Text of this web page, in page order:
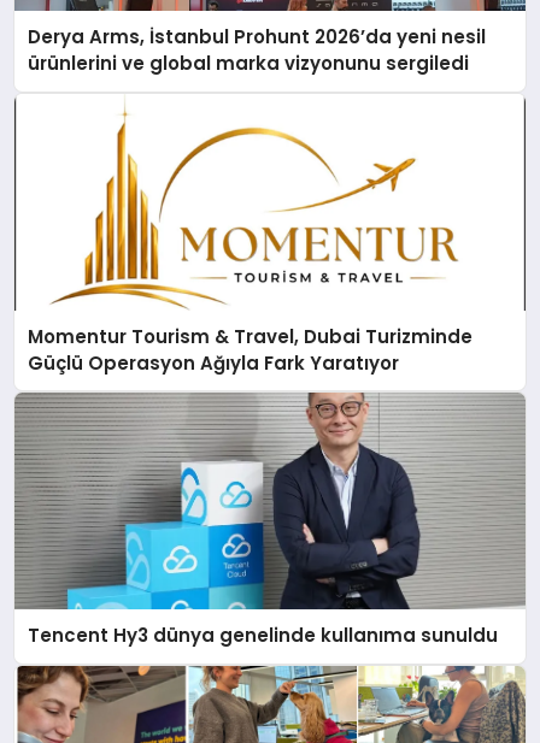
Derya Arms, İstanbul Prohunt 2026’da yeni nesil
ürünlerini ve global marka vizyonunu sergiledi
Momentur Tourism & Travel, Dubai Turizminde
Güçlü Operasyon Ağıyla Fark Yaratıyor
Tencent Hy3 dünya genelinde kullanıma sunuldu